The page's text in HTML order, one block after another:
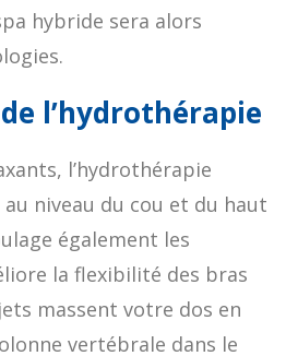
hybride sera alors
l’hydrothérapie
l’hydrothérapie
niveau du cou et du haut
également les
la flexibilité des bras
massent votre dos en
vertébrale dans le